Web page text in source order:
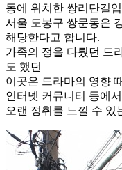
동에 위치한 쌍리단길
서울 도봉구 쌍문동은
해당한다고 합니다.
가족의 정을 다뤘던 드
도 했던
이곳은 드라마의 영향
인터넷 커뮤니티 등에서
오랜 정취를 느낄 수 있